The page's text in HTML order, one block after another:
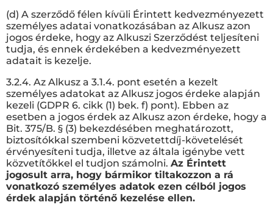
(d) A szerződő félen kívüli Érintett kedvezményezett
személyes adatai vonatkozásában az Alkusz azon
jogos érdeke, hogy az Alkuszi Szerződést teljesíteni
tudja, és ennek érdekében a kedvezményezett
adatait is kezelje.
3.2.4. Az Alkusz a 3.1.4. pont esetén a kezelt
személyes adatokat az Alkusz jogos érdeke alapján
kezeli (GDPR 6. cikk (1) bek. f) pont). Ebben az
esetben a jogos érdek az Alkusz azon érdeke, hogy a
Bit. 375/B. § (3) bekezdésében meghatározott,
biztosítókkal szembeni közvetettdíj-követelését
érvényesíteni tudja, illetve az általa igénybe vett
közvetítőkkel el tudjon számolni. Az Érintett
jogosult arra, hogy bármikor tiltakozzon a rá
vonatkozó személyes adatok ezen célból jogos
érdek alapján történő kezelése ellen.